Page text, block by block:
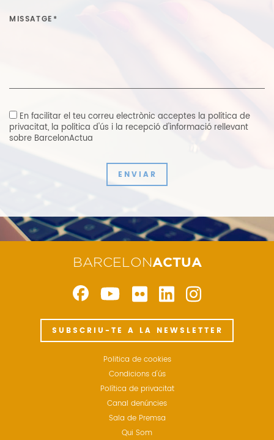
En facilitar el teu correu electrònic acceptes la política de
privacitat, la política d'ús i la recepció d'informació rellevant
sobre BarcelonActua
ENVIAR
BARCELON ACTUA
SUBSCRIU-TE A LA NEWSLETTER
Politica de cookies
Condicions d'ús
Política de privacitat
Canal denúncies
Sala de Premsa
Qui Som